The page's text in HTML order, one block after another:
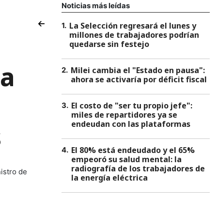
de
Noticias más leídas
1. La Selección regresará el lunes y
millones de trabajadores podrían
quedarse sin festejo
2. Milei cambia el "Estado en pausa":
ahora se activaría por déficit fiscal
3. El costo de "ser tu propio jefe":
miles de repartidores ya se
endeudan con las plataformas
4. El 80% está endeudado y el 65%
empeoró su salud mental: la
radiografía de los trabajadores de
la energía eléctrica